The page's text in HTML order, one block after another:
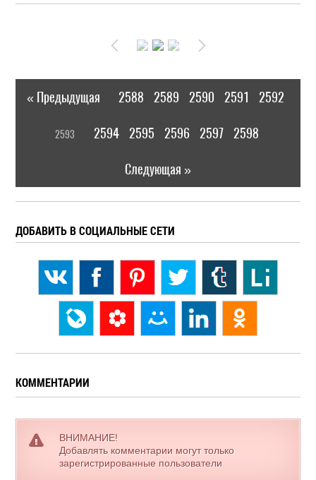
« Предыдущая 2588 2589 2590 2591 2592
2593 2594 2595 2596 2597 2598
Следующая »
ДОБАВИТЬ В СОЦИАЛЬНЫЕ СЕТИ
КОММЕНТАРИИ
ВНИМАНИЕ!
Добавлять комментарии могут только
зарегистрированные пользователи